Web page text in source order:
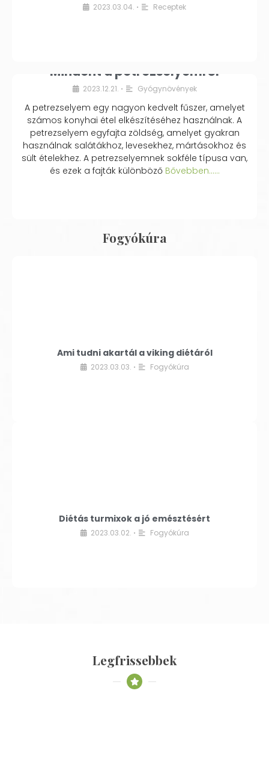
2023.03.04. • Receptek
Mindent a petrezselyemről
2023.12.21. • Gyógynövények
A petrezselyem egy nagyon kedvelt fűszer, amelyet
számos konyhai étel elkészítéséhez használnak. A
petrezselyem egyfajta zöldség, amelyet gyakran
használnak salátákhoz, levesekhez, mártásokhoz és
sült ételekhez. A petrezselyemnek sokféle típusa van,
és ezek a fajták különbözőBővebben...…
Fogyókúra
Ami tudni akartál a viking diétáról
2023.03.03. • Fogyókúra
Diétás turmixok a jó emésztésért
2023.03.02. • Fogyókúra
Legfrissebbek